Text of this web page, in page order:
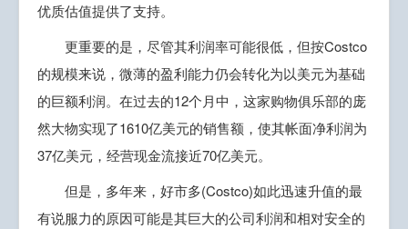
优质估值提供了支持。
更重要的是，尽管其利润率可能很低，但按Costco
的规模来说，微薄的盈利能力仍会转化为以美元为基础
的巨额利润。在过去的12个月中，这家购物俱乐部的庞
然大物实现了1610亿美元的销售额，使其帐面净利润为
37亿美元，经营现金流接近70亿美元。
但是，多年来，好市多(Costco)如此迅速升值的最
有说服力的原因可能是其巨大的公司利润和相对安全的